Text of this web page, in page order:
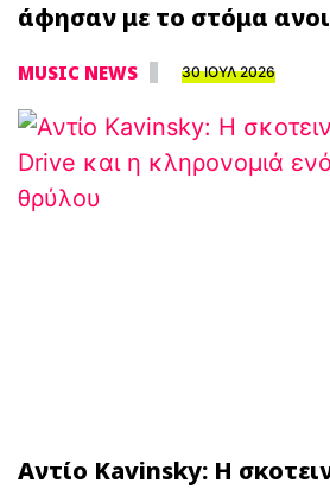
άφησαν με το στόμα
MUSIC NEWS 30 ΙΟΥΛ 2026
Αντίο Kavinsky: Η